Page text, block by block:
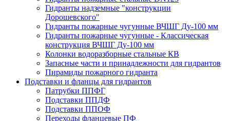
Гидранты надземные "конструкции
Дорошевского"
Гидранты пожарные чугунные ВЧШГ Ду-100 мм
Гидранты пожарные чугунные - Классическая
конструкция ВЧШГ Ду-100 мм
Колонки водоразборные стальные КВ
Запасные части и принадлежности для гидрантов
Пирамиды пожарного гидранта
Подставки и фланцы для гидрантов
Патрубки ППФГ
Подставки ППДФ
Подставки ППОФ
Переходы фланцевые ПФ